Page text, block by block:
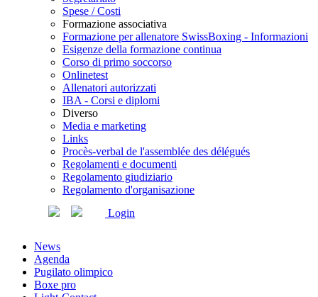
Spese / Costi
Formazione associativa
Formazione per allenatore SwissBoxing - Informazioni
Esigenze della formazione continua
Corso di primo soccorso
Onlinetest
Allenatori autorizzati
IBA - Corsi e diplomi
Diverso
Media e marketing
Links
Procès-verbal de l'assemblée des délégués
Regolamenti e documenti
Regolamento giudiziario
Regolamento d'organisazione
Login
News
Agenda
Pugilato olimpico
Boxe pro